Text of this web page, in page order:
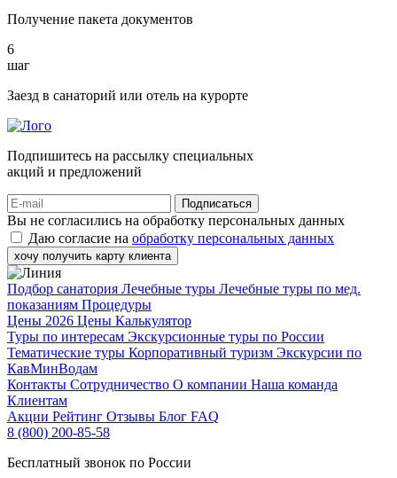
Получение пакета документов
6
шаг
Заезд в санаторий или отель на курорте
Подпишитесь на рассылку специальных
акций и предложений
Подписаться
Вы не согласились на обработку персональных данных
Даю согласие на обработку персональных данных
хочу получить карту клиента
Подбор санатория Лечебные туры Лечебные туры по мед.
показаниям Процедуры
Цены 2026 Цены Калькулятор
Туры по интересам Экскурсионные туры по России
Тематические туры Корпоративный туризм Экскурсии по
КавМинВодам
Контакты Сотрудничество О компании Наша команда
Клиентам
Акции Рейтинг Отзывы Блог FAQ
8 (800) 200-85-58
Бесплатный звонок по России